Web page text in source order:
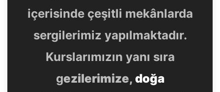
içerisinde çeşitli mekânlarda
sergilerimiz yapılmaktadır.
Kurslarımızın yanı sıra
gezilerimize, doğa